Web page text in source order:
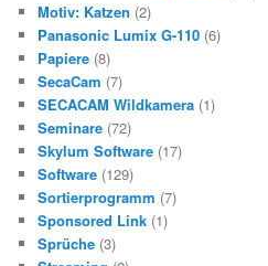
Motiv: Katzen (2)
Panasonic Lumix G-110 (6)
Papiere (8)
SecaCam (7)
SECACAM Wildkamera (1)
Seminare (72)
Skylum Software (17)
Software (129)
Sortierprogramm (7)
Sponsored Link (1)
Sprüche (3)